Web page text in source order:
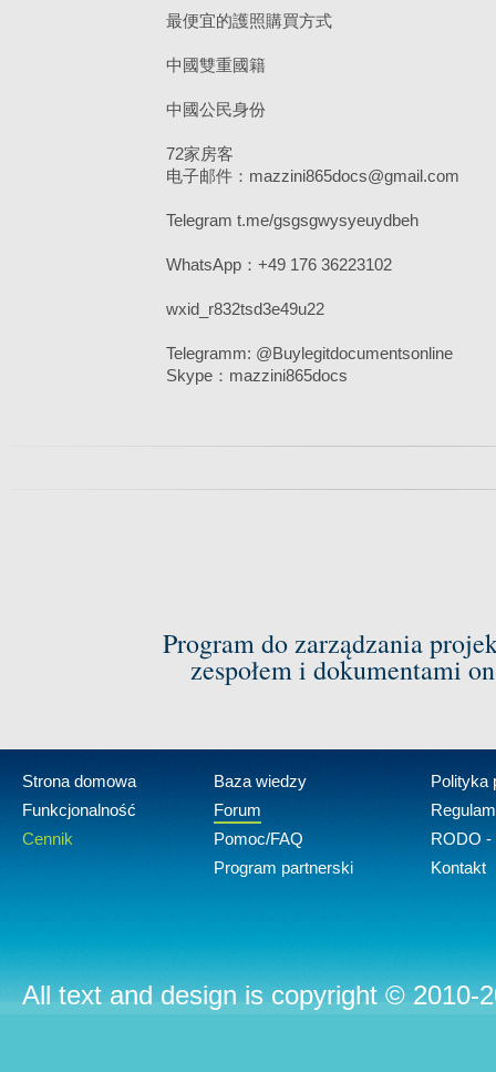
最便宜的護照購買方式
中國雙重國籍
中國公民身份
72家房客
电子邮件：mazzini865docs@gmail.com
Telegram t.me/gsgsgwysyeuydbeh
WhatsApp：+49 176 36223102
wxid_r832tsd3e49u22
Telegramm: @Buylegitdocumentsonline
Skype：mazzini865docs
Program do zarządzania
zespołem i dokumentami
Strona domowa
Funkcjonalność
Cennik
Baza wiedzy
Forum
Pomoc/FAQ
Program partnerski
Polityka
RODO -
Kontakt
All text and design is copyright © 2010-